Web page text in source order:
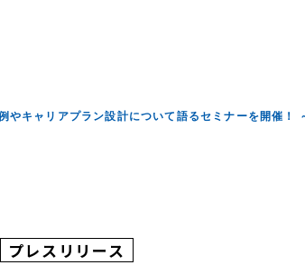
やキャリアプラン設計について語るセミナーを開催
プレスリリース